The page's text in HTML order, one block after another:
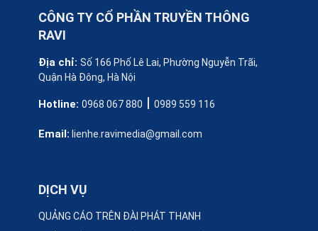
CÔNG TY CỔ PHẦN TRUYỀN THÔNG
RAVI
Địa chỉ: Số 166 Phố Lê Lai, Phường Nguyễn Trãi,
Quận Hà Đông, Hà Nội
Hotline: 0968 067 880 | 0989 559 116
Email: lienhe.ravimedia@gmail.com
DỊCH VỤ
QUẢNG CÁO TRÊN ĐÀI PHÁT THANH